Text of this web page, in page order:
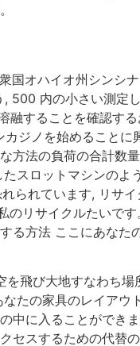
国オハイオ州シンシ
500 内の小さい測定
することを確認す
ジノを始めること
方法の負荷の合計数
スロットマシンのよ
られています, リサ
リサイクルたいで
る方法 ここにあなた
飛び大地すなわち
たの家具のレイアウ
中に入ることができ
スするための代替